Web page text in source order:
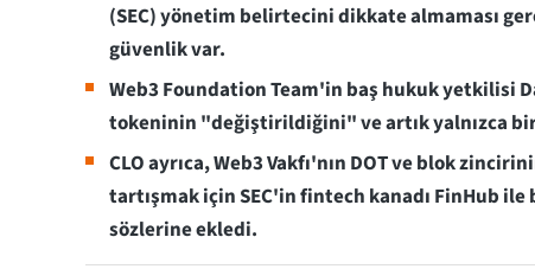
(SEC) yönetim belirtecini dikkate almaması
güvenlik var.
Web3 Foundation Team'in baş hukuk yetkilisi
tokeninin "değiştirildiğini" ve artık yalnızca
CLO ayrıca, Web3 Vakfı'nın DOT ve blok
tartışmak için SEC'in fintech kanadı FinHub
sözlerine ekledi.